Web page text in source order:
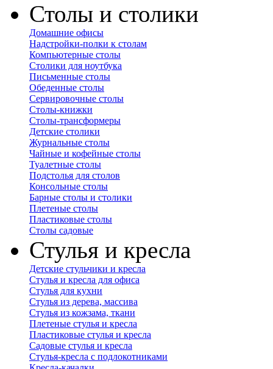
Столы и столики
Домашние офисы
Надстройки-полки к столам
Компьютерные столы
Столики для ноутбука
Письменные столы
Обеденные столы
Сервировочные столы
Столы-книжки
Столы-трансформеры
Детские столики
Журнальные столы
Чайные и кофейные столы
Туалетные столы
Подстолья для столов
Консольные столы
Барные столы и столики
Плетеные столы
Пластиковые столы
Столы садовые
Стулья и кресла
Детские стульчики и кресла
Стулья и кресла для офиса
Стулья для кухни
Стулья из дерева, массива
Стулья из кожзама, ткани
Плетеные стулья и кресла
Пластиковые стулья и кресла
Садовые стулья и кресла
Стулья-кресла с подлокотниками